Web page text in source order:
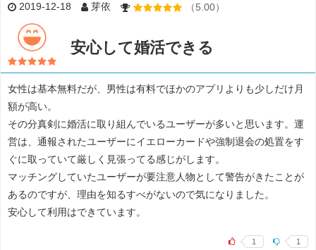
2019-12-18 芽依 （5.00）
安心して婚活できる
女性は基本無料だが、男性は有料でほかのアプリよりも少しだけ月
額が高い。
その分真剣に婚活に取り組んでいるユーザーが多いと思います。運
営は、通報されたユーザーにイエローカードや強制退会の処置をす
ぐに取っていて厳しく見張ってる感じがします。
マッチングしていたユーザーが要注意人物として警告がきたことが
あるのですが、理由を知るすべがないので気になりました。
安心して利用はできています。
1 1